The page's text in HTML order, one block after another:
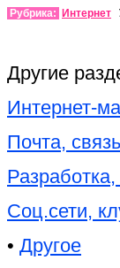
Рубрика: Интернет
Другие
Интернет-
Почта, связь
Соц.сети,
• Другое